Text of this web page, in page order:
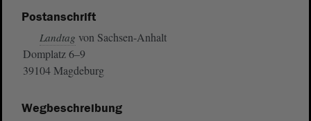
Postanschrift
Landtag von Sachsen-Anhalt
Domplatz 6–9
39104 Magdeburg
Wegbeschreibung